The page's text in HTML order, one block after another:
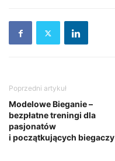
Poprzedni artykuł
Modelowe Bieganie –
bezpłatne treningi dla
pasjonatów
i początkujących biegaczy